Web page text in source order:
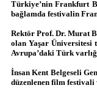
Türkiye’nin Frankfurt
bağlamda festivalin
Rektör Prof. Dr. Murat
olan Yaşar Üniversitesi
Avrupa’daki Türk
İnsan Kent Belgeseli
düzenlenen film festivali